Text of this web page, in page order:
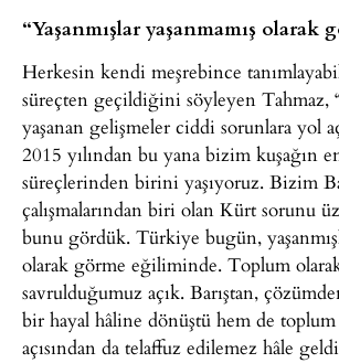
“Yaşanmışlar yaşanmamış olarak
Herkesin kendi meşrebince
süreçten geçildiğini söyleyen Tahmaz,
yaşanan gelişmeler ciddi sorunlara yol
2015 yılından bu yana bizim kuşağın
süreçlerinden birini yaşıyoruz. Bizim
çalışmalarından biri olan Kürt sorunu
bunu gördük. Türkiye bugün,
olarak görme eğiliminde. Toplum
savrulduğumuz açık. Barıştan,
bir hayal hâline dönüştü hem de toplum
açısından da telaffuz edilemez hâle